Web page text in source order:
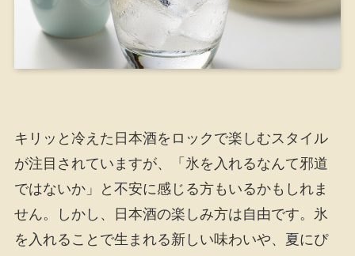
キリッと冷えた日本酒をロックで楽しむスタイル
が注目されていますが、「氷を入れるなんて邪道
ではないか」と不安に感じる方もいるかもしれま
せん。しかし、日本酒の楽しみ方は自由です。氷
を入れることで生まれる新しい味わいや、夏にぴ